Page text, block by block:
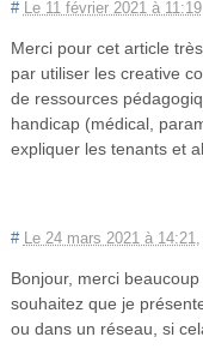
# Le 11 février 2021 à 11:19
Merci pour cet article
par utiliser les creative
de ressources
handicap (médical,
expliquer les tenants et
# Le 24 mars 2021 à 14:21
Bonjour, merci
souhaitez que je
ou dans un réseau, si